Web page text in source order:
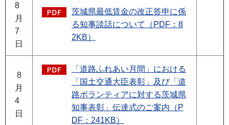
8
月
7
日
茨城県最低賃金の改正答申に係
る知事談話について（PDF：8
2KB）
8
月
4
日
「道路ふれあい月間」における
「国土交通大臣表彰」及び「道
路ボランティアに対する茨城県
知事表彰」伝達式のご案内（P
DF：241KB）